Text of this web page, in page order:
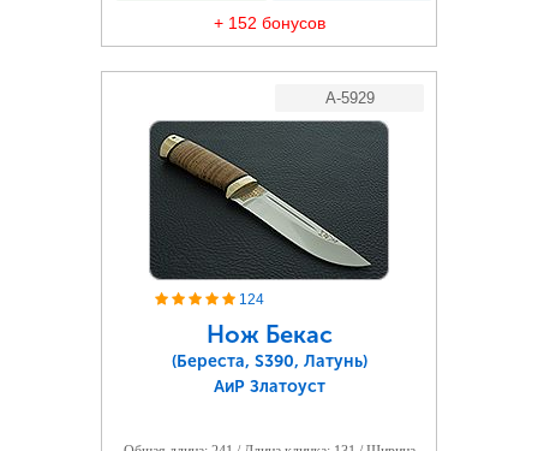
+ 152 бонусов
A-5929
124
Нож Бекас
(Береста, S390, Латунь)
АиР Златоуст